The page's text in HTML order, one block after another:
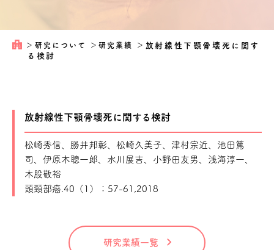
＞ 研究について ＞研究業績 ＞ 放射線性下顎骨壊死に関す
る検討
放射線性下顎骨壊死に関する検討
松崎秀信、勝井邦彰、松崎久美子、津村宗近、池田篤
司、伊原木聰一郎、水川展吉、小野田友男、浅海淳一、
木股敬裕
頭頸部癌.40（1）：57-61,2018
研究業績一覧